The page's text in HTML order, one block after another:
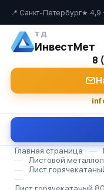
📍 Санкт-Петербург★ 4,9
ТД
ИнвестМет
8
Главная страница —
—
Листовой
—
Лист
—